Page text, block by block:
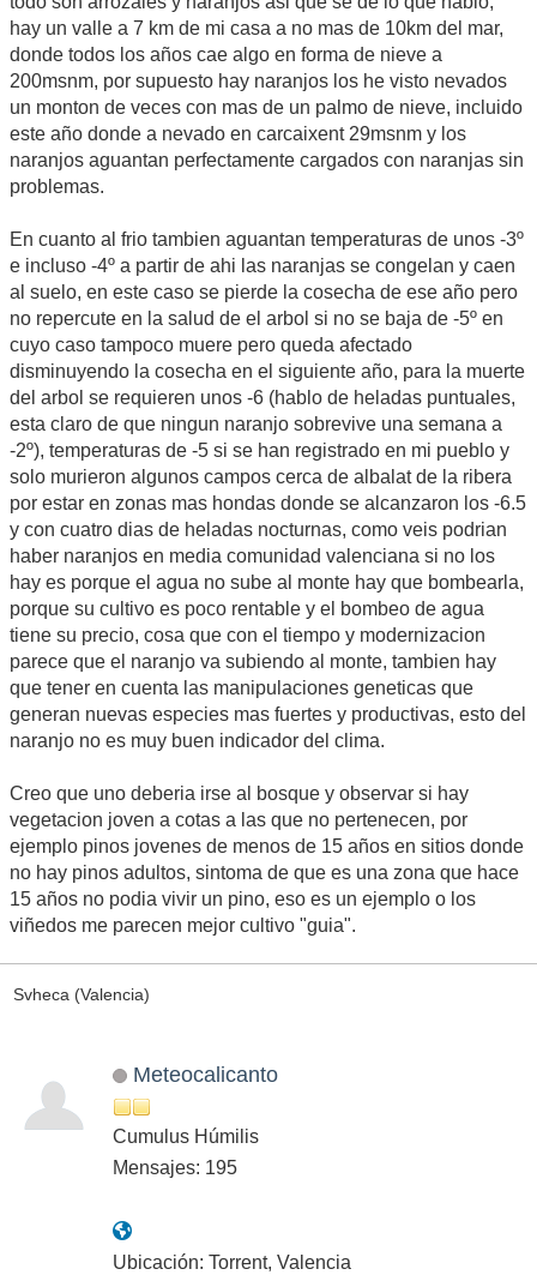
hay un valle a 7 km de mi casa a no mas de 10km del mar,
donde todos los años cae algo en forma de nieve a
200msnm, por supuesto hay naranjos los he visto nevados
un monton de veces con mas de un palmo de nieve, incluido
este año donde a nevado en carcaixent 29msnm y los
naranjos aguantan perfectamente cargados con naranjas sin
problemas.
En cuanto al frio tambien aguantan temperaturas de unos -3º
e incluso -4º a partir de ahi las naranjas se congelan y caen
al suelo, en este caso se pierde la cosecha de ese año pero
no repercute en la salud de el arbol si no se baja de -5º en
cuyo caso tampoco muere pero queda afectado
disminuyendo la cosecha en el siguiente año, para la muerte
del arbol se requieren unos -6 (hablo de heladas puntuales,
esta claro de que ningun naranjo sobrevive una semana a
-2º), temperaturas de -5 si se han registrado en mi pueblo y
solo murieron algunos campos cerca de albalat de la ribera
por estar en zonas mas hondas donde se alcanzaron los -6.5
y con cuatro dias de heladas nocturnas, como veis podrian
haber naranjos en media comunidad valenciana si no los
hay es porque el agua no sube al monte hay que bombearla,
porque su cultivo es poco rentable y el bombeo de agua
tiene su precio, cosa que con el tiempo y modernizacion
parece que el naranjo va subiendo al monte, tambien hay
que tener en cuenta las manipulaciones geneticas que
generan nuevas especies mas fuertes y productivas, esto del
naranjo no es muy buen indicador del clima.
Creo que uno deberia irse al bosque y observar si hay
vegetacion joven a cotas a las que no pertenecen, por
ejemplo pinos jovenes de menos de 15 años en sitios donde
no hay pinos adultos, sintoma de que es una zona que hace
15 años no podia vivir un pino, eso es un ejemplo o los
viñedos me parecen mejor cultivo "guia".
Svheca (Valencia)
Meteocalicanto
Cumulus Húmilis
Mensajes: 195
Ubicación: Torrent, Valencia